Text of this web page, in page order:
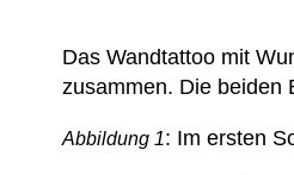
Das Wandtattoo mit
zusammen. Die beiden
Abbildung 1: Im ersten